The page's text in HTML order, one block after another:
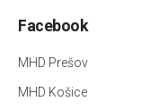
Facebook
MHD Prešov
MHD Košice